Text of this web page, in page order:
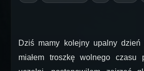
Dziś mamy kolejny upalny
miałem troszkę wolnego czasu